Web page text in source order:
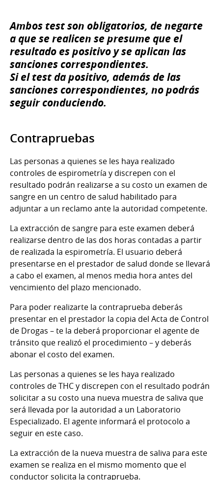
Ambos test son obligatorios, de negarte
a que se realicen se presume que el
resultado es positivo y se aplican las
sanciones correspondientes.
Si el test da positivo, además de las
sanciones correspondientes, no podrás
seguir conduciendo.
Contrapruebas
Las personas a quienes se les haya realizado
controles de espirometría y discrepen con el
resultado podrán realizarse a su costo un examen de
sangre en un centro de salud habilitado para
adjuntar a un reclamo ante la autoridad competente.
La extracción de sangre para este examen deberá
realizarse dentro de las dos horas contadas a partir
de realizada la espirometría. El usuario deberá
presentarse en el prestador de salud donde se llevará
a cabo el examen, al menos media hora antes del
vencimiento del plazo mencionado.
​Para poder realizarte la contraprueba deberás
presentar en el prestador la copia del Acta de Control
de Drogas – te la deberá proporcionar el agente de
tránsito que realizó el procedimiento – y deberás
abonar el costo del examen.
Las personas a quienes se les haya realizado
controles de THC y discrepen con el resultado podrán
solicitar a su costo una nueva muestra de saliva que
será llevada por la autoridad a un Laboratorio
Especializado. El agente informará el protocolo a
seguir en este caso.
La extracción de la nueva muestra de saliva para este
examen se realiza en el mismo momento que el
conductor solicita la contraprueba.